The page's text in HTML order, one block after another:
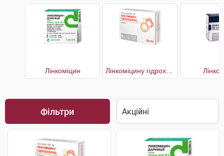
Лінкоміцин
Фільтри